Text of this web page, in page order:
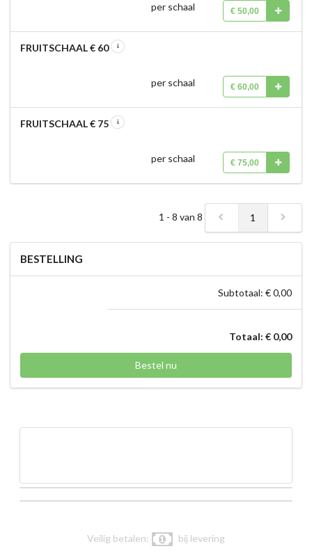
per schaal € 50,00
FRUITSCHAAL € 60
per schaal € 60,00
FRUITSCHAAL € 75
per schaal € 75,00
1 - 8 van 8 1
BESTELLING
Subtotaal: € 0,00
Totaal: € 0,00
Bestel nu
Veilig betalen: bij levering